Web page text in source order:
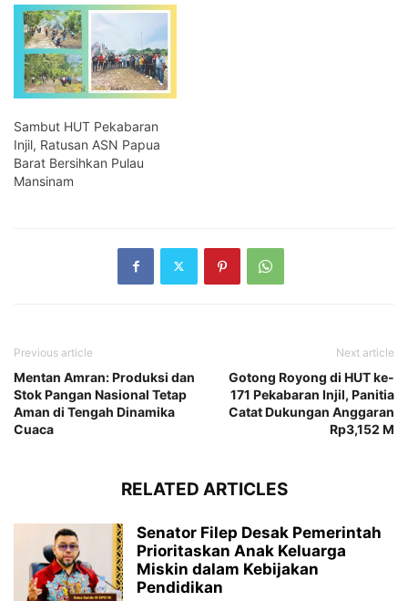
Sambut HUT Pekabaran
Injil, Ratusan ASN Papua
Barat Bersihkan Pulau
Mansinam
Previous article
Mentan Amran: Produksi dan
Stok Pangan Nasional Tetap
Aman di Tengah Dinamika
Cuaca
Next article
Gotong Royong di HUT ke-
171 Pekabaran Injil, Panitia
Catat Dukungan Anggaran
Rp3,152 M
RELATED ARTICLES
Senator Filep Desak Pemerintah
Prioritaskan Anak Keluarga
Miskin dalam Kebijakan
Pendidikan